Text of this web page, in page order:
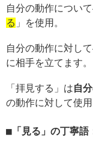
自分の動作につい
る 」を使用。
自分の動作に対し
に相手を立てます。
「拝見する」は自
の動作に対して使
「見る」の丁寧語